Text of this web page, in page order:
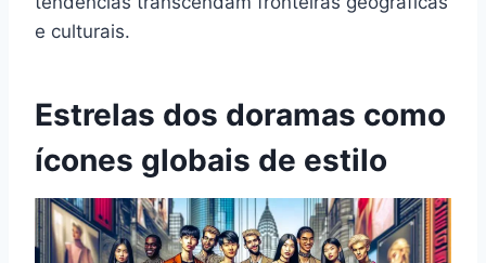
e culturais.
Estrelas dos doramas como
ícones globais de estilo